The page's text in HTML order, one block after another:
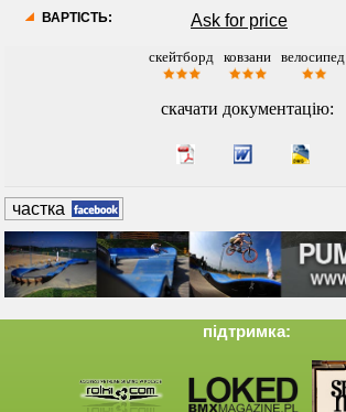
ВАРТІСТЬ: Ask for price
скейтборд
ковзани
***
велосипед
**
скачати документацію:
частка
підтримка: